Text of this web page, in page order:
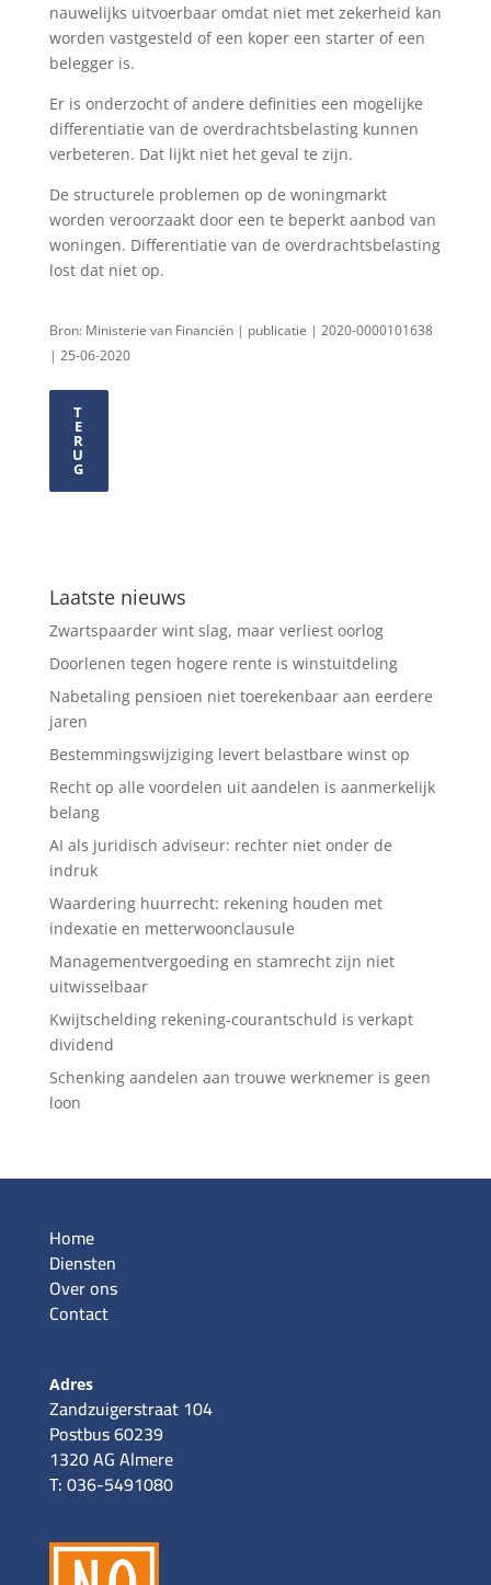
nauwelijks uitvoerbaar omdat niet met zekerheid kan
worden vastgesteld of een koper een starter of een
belegger is.
Er is onderzocht of andere definities een mogelijke
differentiatie van de overdrachtsbelasting kunnen
verbeteren. Dat lijkt niet het geval te zijn.
De structurele problemen op de woningmarkt
worden veroorzaakt door een te beperkt aanbod van
woningen. Differentiatie van de overdrachtsbelasting
lost dat niet op.
Bron: Ministerie van Financiën | publicatie | 2020-0000101638
| 25-06-2020
T
E
R
U
G
Laatste nieuws
Zwartspaarder wint slag, maar verliest oorlog
Doorlenen tegen hogere rente is winstuitdeling
Nabetaling pensioen niet toerekenbaar aan eerdere
jaren
Bestemmingswijziging levert belastbare winst op
Recht op alle voordelen uit aandelen is aanmerkelijk
belang
AI als juridisch adviseur: rechter niet onder de
indruk
Waardering huurrecht: rekening houden met
indexatie en metterwoonclausule
Managementvergoeding en stamrecht zijn niet
uitwisselbaar
Kwijtschelding rekening-courantschuld is verkapt
dividend
Schenking aandelen aan trouwe werknemer is geen
loon
Home
Diensten
Over ons
Contact
Adres
Zandzuigerstraat 104
Postbus 60239
1320 AG Almere
T: 036-5491080